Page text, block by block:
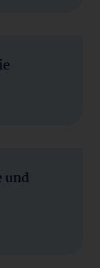
und